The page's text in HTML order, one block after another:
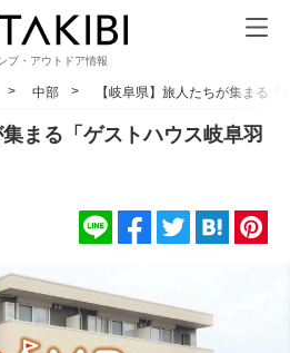
プ・アウトドア情報
中部 【岐阜県】旅人たちが集まる
まる「ゲストハウス岐阜羽